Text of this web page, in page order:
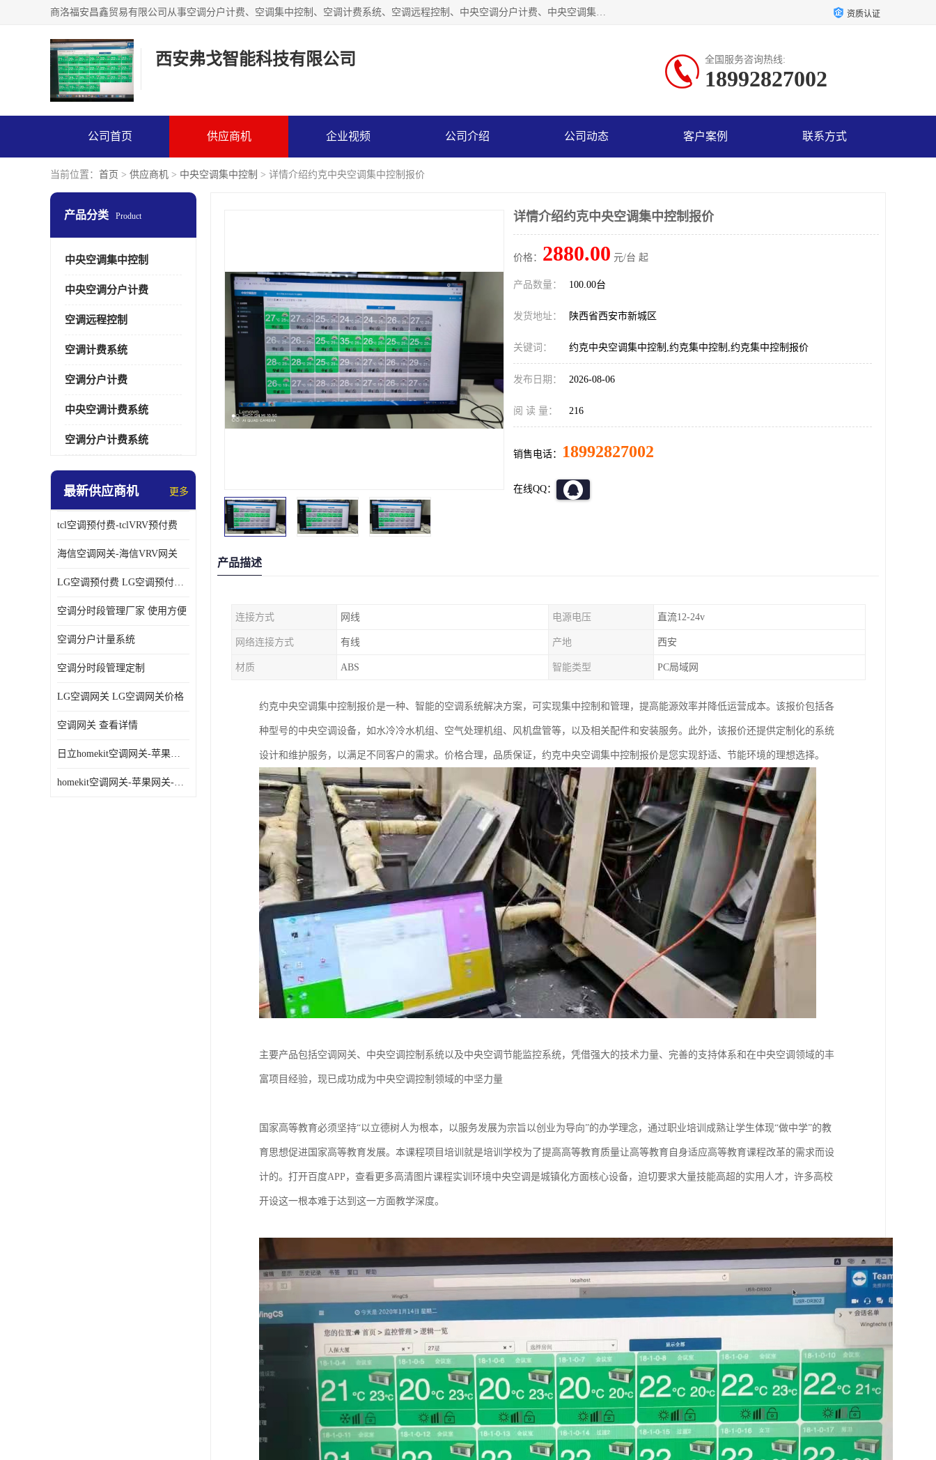
商洛福安昌鑫贸易有限公司从事空调分户计费、空调集中控制、空调计费系统、空调远程控制、中央空调分户计费、中央空调集中控制等产品的销售与安装。。语音控制，解放双手，让用户畅享安全、健康、便利、舒适、节能、愉悦的物联网智慧生活，我们竭诚为您提供住宅、别墅、公寓的智能家居化、智能办公化，智能酒店的解决方案。 资质认证
西安弗戈智能科技有限公司 全国服务咨询热线:
18992827002
公司首页 供应商机 企业视频 公司介绍 公司动态 客户案例 联系方式
当前位置： 首页 > 供应商机 > 中央空调集中控制 > 详情介绍约克中央空调集中控制报价
产品分类 Product
中央空调集中控制
中央空调分户计费
空调远程控制
空调计费系统
空调分户计费
中央空调计费系统
空调分户计费系统
最新供应商机 更多
tcl空调预付费-tclVRV预付费
海信空调网关-海信VRV网关
LG空调预付费 LG空调预付费方案
空调分时段管理厂家 使用方便
空调分户计量系统
空调分时段管理定制
LG空调网关 LG空调网关价格
空调网关 查看详情
日立homekit空调网关-苹果网关-homekit空调网关
homekit空调网关-苹果网关-三星homekit空调网关
详情介绍约克中央空调集中控制报价
价格： 2880.00 元/台 起
产品数量： 100.00台
发货地址： 陕西省西安市新城区
关键词： 约克中央空调集中控制,约克集中控制,约克集中控制报价
发布日期： 2026-08-06
阅 读 量： 216
销售电话： 18992827002
在线QQ：
产品描述
连接方式 网线 电源电压 直流12-24v
网络连接方式 有线 产地 西安
材质 ABS 智能类型 PC局域网
约克中央空调集中控制报价是一种、智能的空调系统解决方案，可实现集中控制和管理，提高能源效率并降低运营成本。该报价包括各
种型号的中央空调设备，如水冷冷水机组、空气处理机组、风机盘管等，以及相关配件和安装服务。此外，该报价还提供定制化的系统
设计和维护服务，以满足不同客户的需求。价格合理，品质保证，约克中央空调集中控制报价是您实现舒适、节能环境的理想选择。
主要产品包括空调网关、中央空调控制系统以及中央空调节能监控系统，凭借强大的技术力量、完善的支持体系和在中央空调领域的丰
富项目经验，现已成功成为中央空调控制领域的中坚力量
国家高等教育必须坚持“以立德树人为根本，以服务发展为宗旨以创业为导向”的办学理念，通过职业培训成熟让学生体现“做中学”的教
育思想促进国家高等教育发展。本课程项目培训就是培训学校为了提高高等教育质量让高等教育自身适应高等教育课程改革的需求而设
计的。打开百度APP，查看更多高清图片课程实训环境中央空调是城镇化方面核心设备，迫切要求大量技能高超的实用人才，许多高校
开设这一根本难于达到这一方面教学深度。